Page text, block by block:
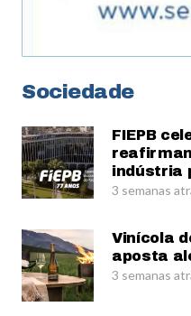
Sociedade
FIEPB
indústria
3 semanas
Vinícola
aposta
3 semanas